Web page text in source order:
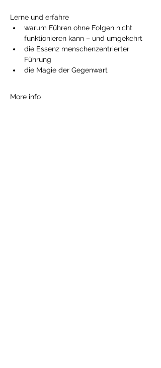
Lerne und erfahre
warum Führen ohne Folgen nicht
funktionieren kann – und umgekehrt
die Essenz menschenzentrierter
Führung
die Magie der Gegenwart
More info